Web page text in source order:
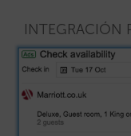
INTEGRACIÓN